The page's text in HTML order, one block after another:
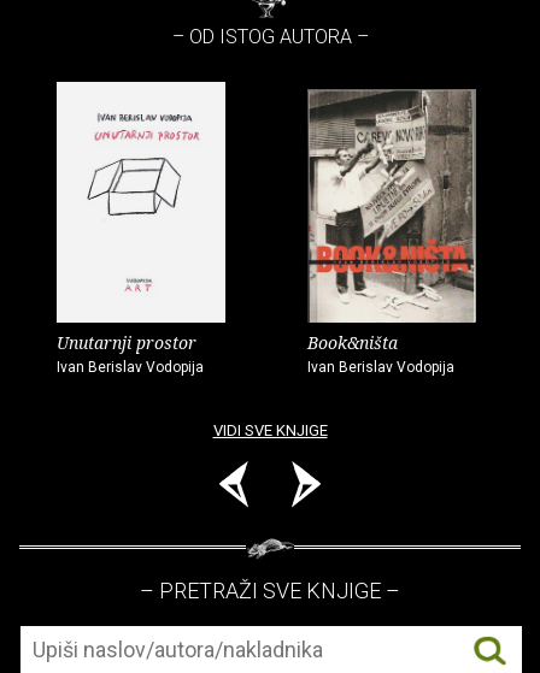
– OD ISTOG AUTORA –
Unutarnji prostor
Ivan Berislav Vodopija
Book&ništa
Ivan Berislav Vodopija
VIDI SVE KNJIGE
– PRETRAŽI SVE KNJIGE –